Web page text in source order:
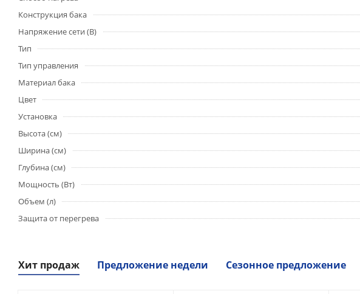
Конструкция бака
Напряжение сети (В)
Тип
Тип управления
Материал бака
Цвет
Установка
Высота (см)
Ширина (см)
Глубина (см)
Мощность (Вт)
Объем (л)
Защита от перегрева
Хит продаж Предложение недели Сезонное предложение